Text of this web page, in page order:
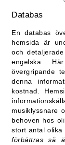
Databas
En databas
hemsida är
och
engelska.
övergripande
denna
kostnad.
musiklyssnare
behoven hos
stort antal olika
förbättras så